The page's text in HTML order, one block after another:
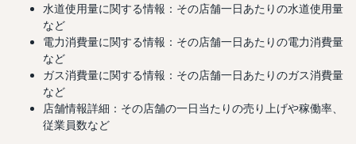
水道使用量に関する情報：その店舗一日あたりの水道使用量
など
電力消費量に関する情報：その店舗一日あたりの電力消費量
など
ガス消費量に関する情報：その店舗一日あたりのガス消費量
など
店舗情報詳細：その店舗の一日当たりの売り上げや稼働率、
従業員数など